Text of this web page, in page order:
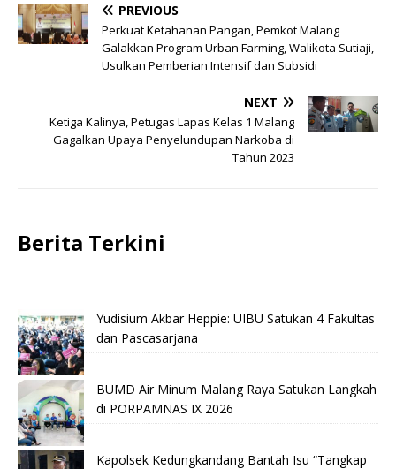
PREVIOUS
Perkuat Ketahanan Pangan, Pemkot Malang
Galakkan Program Urban Farming, Walikota Sutiaji,
Usulkan Pemberian Intensif dan Subsidi
NEXT
Ketiga Kalinya, Petugas Lapas Kelas 1 Malang
Gagalkan Upaya Penyelundupan Narkoba di
Tahun 2023
Berita Terkini
Yudisium Akbar Heppie: UIBU Satukan 4 Fakultas
dan Pascasarjana
BUMD Air Minum Malang Raya Satukan Langkah
di PORPAMNAS IX 2026
Kapolsek Kedungkandang Bantah Isu “Tangkap